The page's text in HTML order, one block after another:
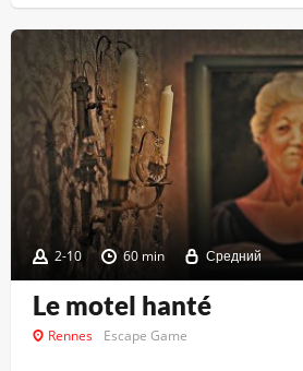
2-10 60 min Средний
Le motel hanté
Rennes Escape Game